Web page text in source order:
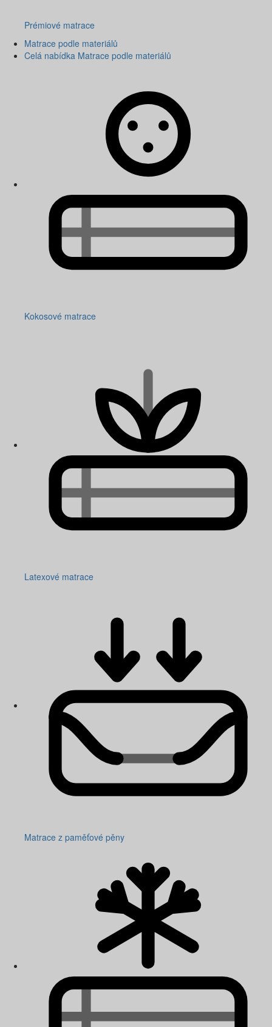
Prémiové matrace
Matrace podle materiálů
Celá nabídka Matrace podle materiálů
Kokosové matrace
Latexové matrace
Matrace z paměťové pěny